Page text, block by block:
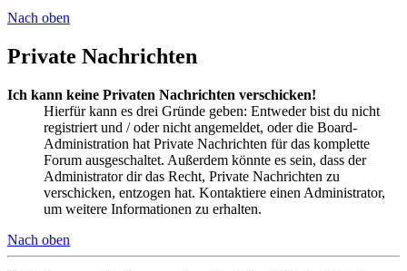
Nach oben
Private Nachrichten
Ich kann keine Privaten Nachrichten verschicken!
Hierfür kann es drei Gründe geben: Entweder bist du nicht
registriert und / oder nicht angemeldet, oder die Board-
Administration hat Private Nachrichten für das komplette
Forum ausgeschaltet. Außerdem könnte es sein, dass der
Administrator dir das Recht, Private Nachrichten zu
verschicken, entzogen hat. Kontaktiere einen Administrator,
um weitere Informationen zu erhalten.
Nach oben